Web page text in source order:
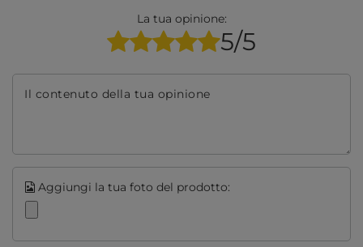
La tua opinione:
5/5
Il contenuto della tua opinione
Aggiungi la tua foto del prodotto: